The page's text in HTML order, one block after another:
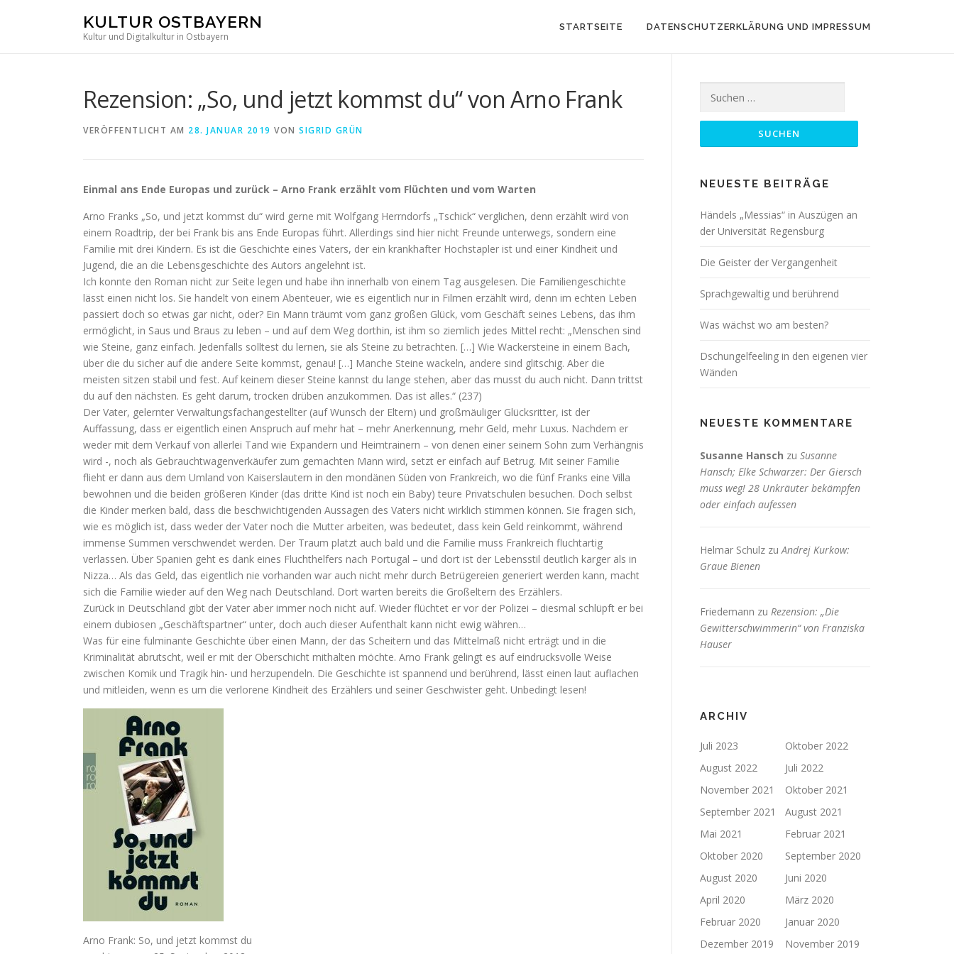
KULTUR OSTBAYERN
Kultur und Digitalkultur in Ostbayern
STARTSEITE DATENSCHUTZERKLÄRUNG UND IMPRESSUM
Rezension: „So, und jetzt kommst du“ von Arno Frank
VERÖFFENTLICHT AM 28. JANUAR 2019 VON SIGRID GRÜN
Einmal ans Ende Europas und zurück – Arno Frank erzählt vom Flüchten und vom Warten
Arno Franks „So, und jetzt kommst du“ wird gerne mit Wolfgang Herrndorfs „Tschick“ verglichen, denn erzählt wird von
einem Roadtrip, der bei Frank bis ans Ende Europas führt. Allerdings sind hier nicht Freunde unterwegs, sondern eine
Familie mit drei Kindern. Es ist die Geschichte eines Vaters, der ein krankhafter Hochstapler ist und einer Kindheit und
Jugend, die an die Lebensgeschichte des Autors angelehnt ist.
Ich konnte den Roman nicht zur Seite legen und habe ihn innerhalb von einem Tag ausgelesen. Die Familiengeschichte
lässt einen nicht los. Sie handelt von einem Abenteuer, wie es eigentlich nur in Filmen erzählt wird, denn im echten Leben
passiert doch so etwas gar nicht, oder? Ein Mann träumt vom ganz großen Glück, vom Geschäft seines Lebens, das ihm
ermöglicht, in Saus und Braus zu leben – und auf dem Weg dorthin, ist ihm so ziemlich jedes Mittel recht: „Menschen sind
wie Steine, ganz einfach. Jedenfalls solltest du lernen, sie als Steine zu betrachten. […] Wie Wackersteine in einem Bach,
über die du sicher auf die andere Seite kommst, genau! […] Manche Steine wackeln, andere sind glitschig. Aber die
meisten sitzen stabil und fest. Auf keinem dieser Steine kannst du lange stehen, aber das musst du auch nicht. Dann trittst
du auf den nächsten. Es geht darum, trocken drüben anzukommen. Das ist alles.“ (237)
Der Vater, gelernter Verwaltungsfachangestellter (auf Wunsch der Eltern) und großmäuliger Glücksritter, ist der
Auffassung, dass er eigentlich einen Anspruch auf mehr hat – mehr Anerkennung, mehr Geld, mehr Luxus. Nachdem er
weder mit dem Verkauf von allerlei Tand wie Expandern und Heimtrainern – von denen einer seinem Sohn zum Verhängnis
wird -, noch als Gebrauchtwagenverkäufer zum gemachten Mann wird, setzt er einfach auf Betrug. Mit seiner Familie
flieht er dann aus dem Umland von Kaiserslautern in den mondänen Süden von Frankreich, wo die fünf Franks eine Villa
bewohnen und die beiden größeren Kinder (das dritte Kind ist noch ein Baby) teure Privatschulen besuchen. Doch selbst
die Kinder merken bald, dass die beschwichtigenden Aussagen des Vaters nicht wirklich stimmen können. Sie fragen sich,
wie es möglich ist, dass weder der Vater noch die Mutter arbeiten, was bedeutet, dass kein Geld reinkommt, während
immense Summen verschwendet werden. Der Traum platzt auch bald und die Familie muss Frankreich fluchtartig
verlassen. Über Spanien geht es dank eines Fluchthelfers nach Portugal – und dort ist der Lebensstil deutlich karger als in
Nizza… Als das Geld, das eigentlich nie vorhanden war auch nicht mehr durch Betrügereien generiert werden kann, macht
sich die Familie wieder auf den Weg nach Deutschland. Dort warten bereits die Großeltern des Erzählers.
Zurück in Deutschland gibt der Vater aber immer noch nicht auf. Wieder flüchtet er vor der Polizei – diesmal schlüpft er bei
einem dubiosen „Geschäftspartner“ unter, doch auch dieser Aufenthalt kann nicht ewig währen…
Was für eine fulminante Geschichte über einen Mann, der das Scheitern und das Mittelmaß nicht erträgt und in die
Kriminalität abrutscht, weil er mit der Oberschicht mithalten möchte. Arno Frank gelingt es auf eindrucksvolle Weise
zwischen Komik und Tragik hin- und herzupendeln. Die Geschichte ist spannend und berührend, lässt einen laut auflachen
und mitleiden, wenn es um die verlorene Kindheit des Erzählers und seiner Geschwister geht. Unbedingt lesen!
Arno Frank: So, und jetzt kommst du
nach:
NEUESTE BEITRÄGE
Händels „Messias“ in Auszügen an
der Universität Regensburg
Die Geister der Vergangenheit
Sprachgewaltig und berührend
Was wächst wo am besten?
Dschungelfeeling in den eigenen vier
Wänden
NEUESTE KOMMENTARE
Susanne Hansch zu Susanne
Hansch; Elke Schwarzer: Der Giersch
muss weg! 28 Unkräuter bekämpfen
oder einfach aufessen
Helmar Schulz zuAndrej Kurkow:
Graue Bienen
Friedemann zu Rezension: „Die
Gewitterschwimmerin“ von Franziska
Hauser
ARCHIV
Juli 2023
Oktober 2022
August 2022
Juli 2022
November 2021
Oktober 2021
September 2021
August 2021
Mai 2021
Februar 2021
Oktober 2020
September 2020
August 2020
Juni 2020
April 2020
März 2020
Februar 2020
Januar 2020
Dezember 2019
November 2019